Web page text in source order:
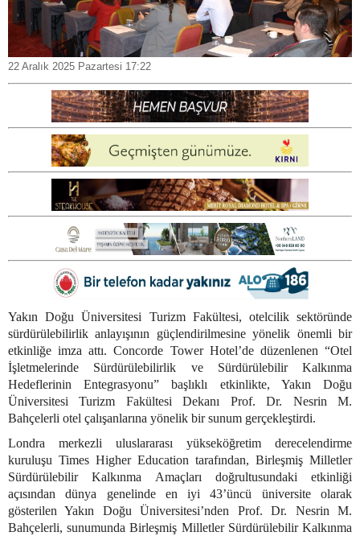
22 Aralık 2025 Pazartesi 17:22
Yakın Doğu Üniversitesi Turizm Fakültesi, otelcilik sektöründe
sürdürülebilirlik anlayışının güçlendirilmesine yönelik önemli bir
etkinliğe imza attı. Concorde Tower Hotel’de düzenlenen “Otel
İşletmelerinde Sürdürülebilirlik ve Sürdürülebilir Kalkınma
Hedeflerinin Entegrasyonu” başlıklı etkinlikte, Yakın Doğu
Üniversitesi Turizm Fakültesi Dekanı Prof. Dr. Nesrin M.
Bahçelerli otel çalışanlarına yönelik bir sunum gerçekleştirdi.
Londra merkezli uluslararası yükseköğretim derecelendirme
kuruluşu Times Higher Education tarafından, Birleşmiş Milletler
Sürdürülebilir Kalkınma Amaçları doğrultusundaki etkinliği
açısından dünya genelinde en iyi 43’üncü üniversite olarak
gösterilen Yakın Doğu Üniversitesi’nden Prof. Dr. Nesrin M.
Bahçelerli, sunumunda Birleşmiş Milletler Sürdürülebilir Kalkınma